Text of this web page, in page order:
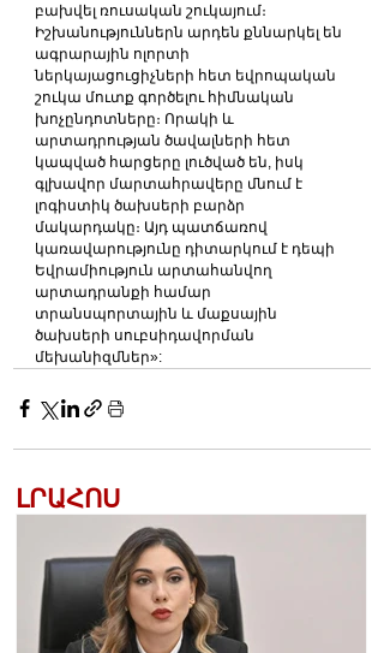
բախվել ռուսական շուկայում։
Իշխանություններն արդեն քննարկել են
ագրարային ոլորտի
ներկայացուցիչների հետ եվրոպական
շուկա մուտք գործելու հիմնական
խոչընդոտները։ Որակի և
արտադրության ծավալների հետ
կապված հարցերը լուծված են, իսկ
գլխավոր մարտահրավերը մնում է
լոգիստիկ ծախսերի բարձր
մակարդակը։ Այդ պատճառով
կառավարությունը դիտարկում է դեպի
Եվրամիություն արտահանվող
արտադրանքի համար
տրանսպորտային և մաքսային
ծախսերի սուբսիդավորման
մեխանիզմներ»:
ԼՐԱՀՈՍ